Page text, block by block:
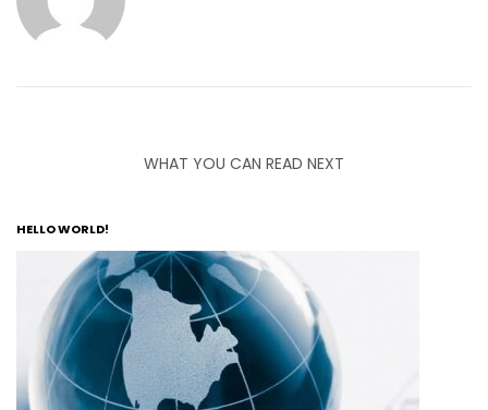
WHAT YOU CAN READ NEXT
HELLO WORLD!